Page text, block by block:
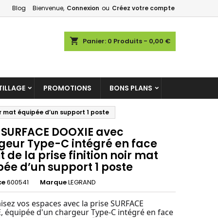
Bienvenue, Connexion ou Créez votre compte
Blog
shopping_cart Panier: 0 Produits - 0,00 €
PROMOTIONS BONS PLANS
mat équipée d’un support 1 poste
DOOXIE avec
Type-C intégré en face
de la prise finition noir mat
d’un support 1 poste
600541 MarqueLEGRAND
vos espaces avec la prise SURFACE
équipée d'un chargeur Type-C intégré en face